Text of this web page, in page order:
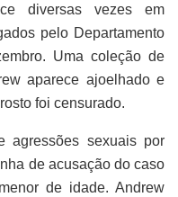
diversas vezes em
pelo Departamento
Uma coleção de
aparece ajoelhado e
foi censurado.
agressões sexuais por
de acusação do caso
de idade. Andrew